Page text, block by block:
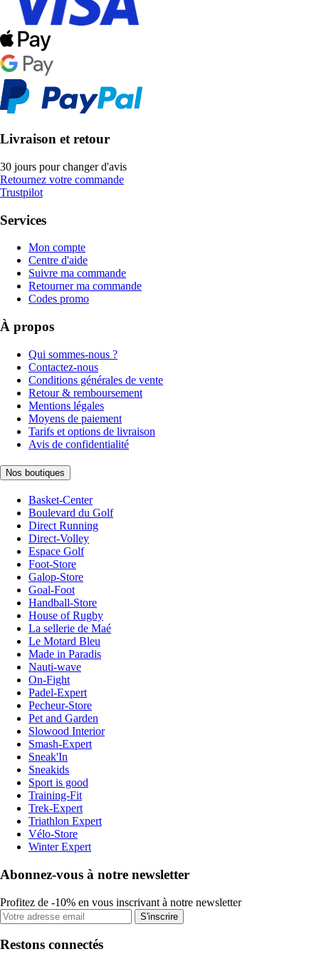
Livraison et retour
30 jours pour changer d'avis
Retournez votre commande
Trustpilot
Services
Mon compte
Centre d'aide
Suivre ma commande
Retourner ma commande
Codes promo
À propos
Qui sommes-nous ?
Contactez-nous
Conditions générales de vente
Retour & remboursement
Mentions légales
Moyens de paiement
Tarifs et options de livraison
Avis de confidentialité
Nos boutiques
Basket-Center
Boulevard du Golf
Direct Running
Direct-Volley
Espace Golf
Foot-Store
Galop-Store
Goal-Foot
Handball-Store
House of Rugby
La sellerie de Maé
Le Motard Bleu
Made in Paradis
Nauti-wave
On-Fight
Padel-Expert
Pecheur-Store
Pet and Garden
Slowood Interior
Smash-Expert
Sneak'In
Sneakids
Sport is good
Training-Fit
Trek-Expert
Triathlon Expert
Vélo-Store
Winter Expert
Abonnez-vous à notre newsletter
Profitez de -10% en vous inscrivant à notre newsletter
S'inscrire
Restons connectés